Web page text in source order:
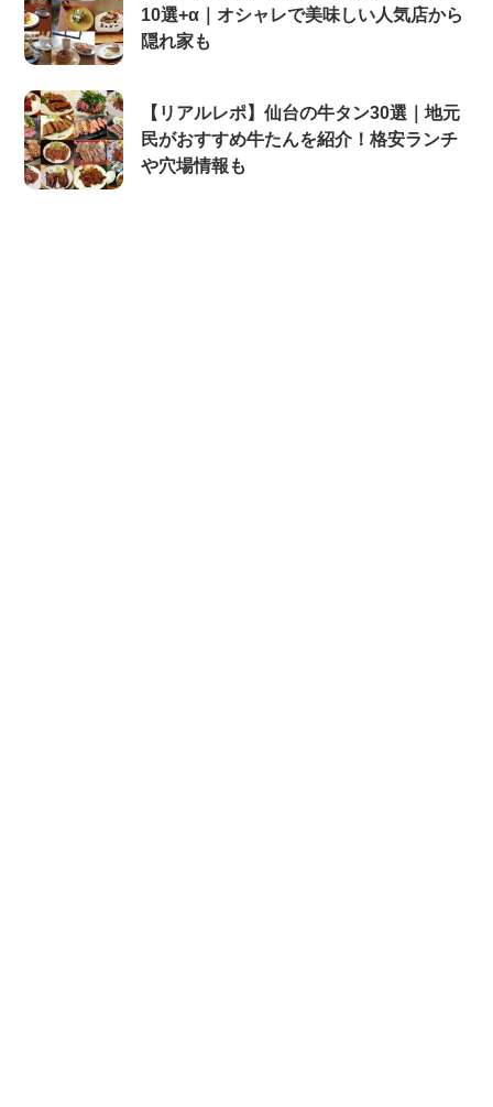
10選+α｜オシャレで美味しい人気店から
隠れ家も
【リアルレポ】仙台の牛タン30選｜地元
民がおすすめ牛たんを紹介！格安ランチ
や穴場情報も